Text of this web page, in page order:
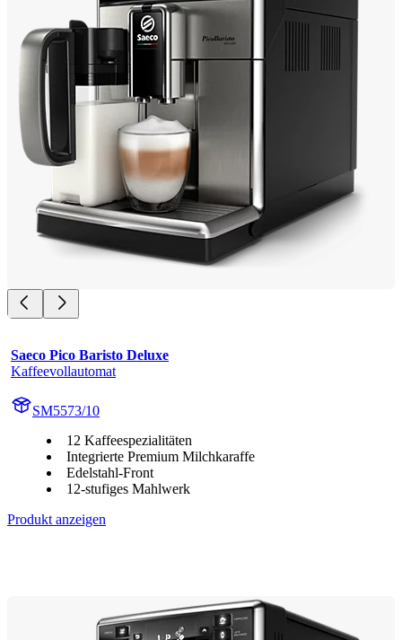
Saeco Pico Baristo Deluxe
Kaffeevollautomat
SM5573/10
12 Kaffeespezialitäten
Integrierte Premium Milchkaraffe
Edelstahl-Front
12-stufiges Mahlwerk
Produkt anzeigen